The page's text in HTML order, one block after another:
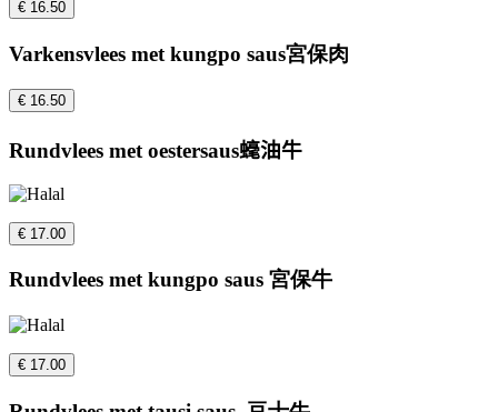
€ 16.50
Varkensvlees met kungpo saus宮保肉
€ 16.50
Rundvlees met oestersaus𧐢油牛
€ 17.00
Rundvlees met kungpo saus 宮保牛
€ 17.00